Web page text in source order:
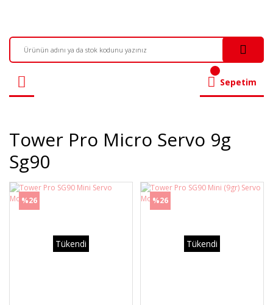
Sepetim
Tower Pro Micro Servo 9g
Sg90
%26
Tükendi
%26
Tükendi